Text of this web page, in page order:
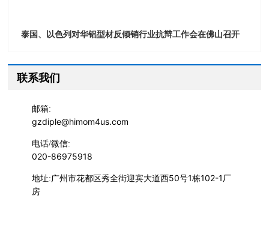
泰国、以色列对华铝型材反倾销行业抗辩工作会在佛山召开
联系我们
邮箱:
gzdiple@himom4us.com
电话/微信:
020-86975918
地址: 广州市花都区秀全街迎宾大道西50号1栋102-1厂
房